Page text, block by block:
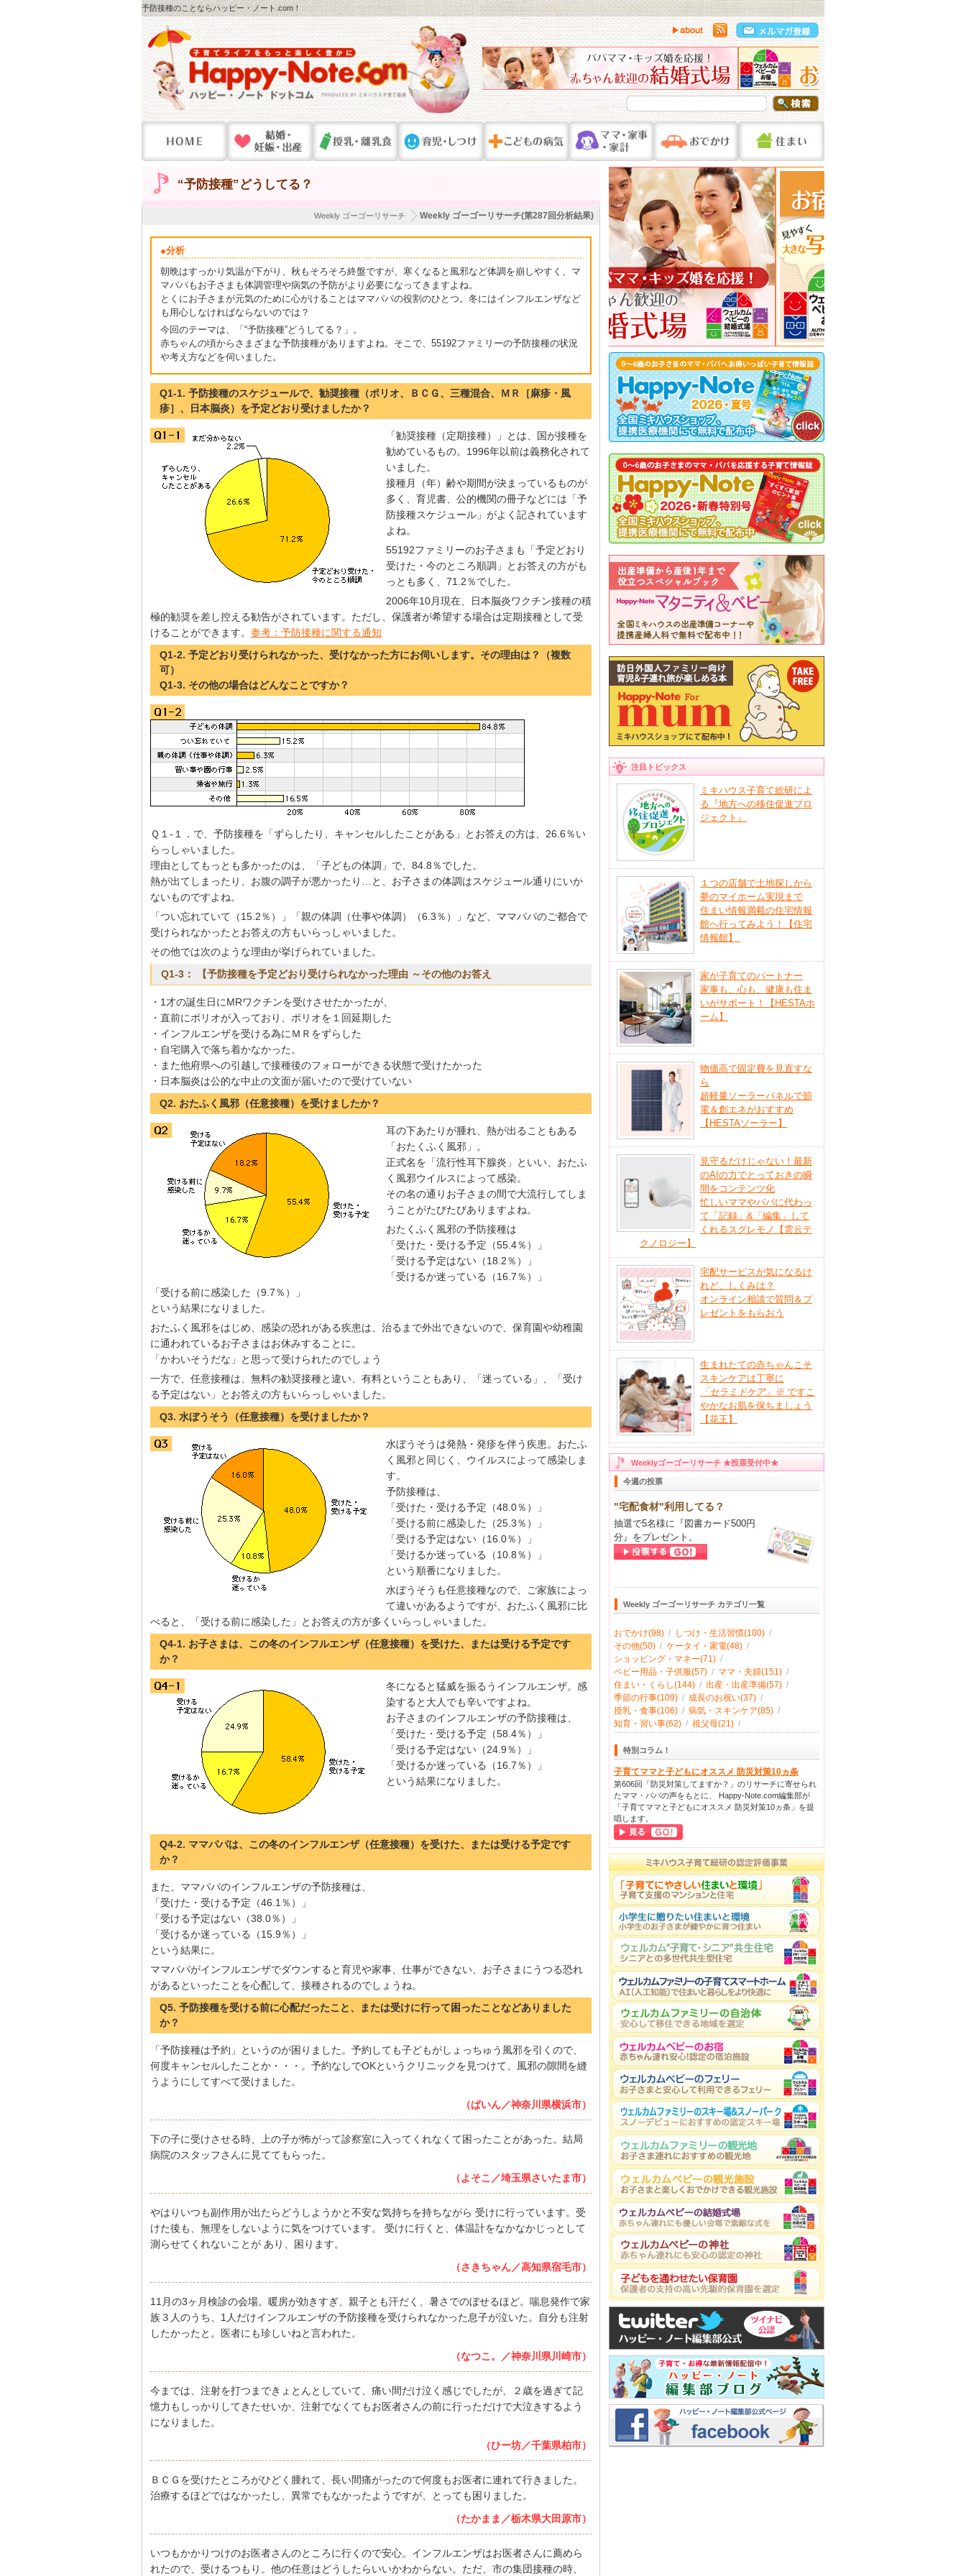
予防接種のことならハッピー・ノート.com！
“予防接種”どうしてる？
Weekly ゴーゴーリサーチ(第287回分析結果)
Weekly ゴーゴーリサーチ
●分析
朝晩はすっかり気温が下がり、秋もそろそろ終盤ですが、寒くなると風邪など体調を崩しやすく、マ
マパパもお子さまも体調管理や病気の予防がより必要になってきますよね。
とくにお子さまが元気のために心がけることはママパパの役割のひとつ。冬にはインフルエンザなど
も用心しなければならないのでは？
今回のテーマは、「“予防接種”どうしてる？」。
赤ちゃんの頃からさまざまな予防接種がありますよね。そこで、55192ファミリーの予防接種の状況
や考え方などを伺いました。
Q1-1. 予防接種のスケジュールで、勧奨接種（ポリオ、ＢＣＧ、三種混合、ＭＲ［麻疹・風
疹］、日本脳炎）を予定どおり受けましたか？
「勧奨接種（定期接種）」とは、国が接種を
勧めているもの。1996年以前は義務化されて
いました。
接種月（年）齢や期間が決まっているものが
多く、育児書、公的機関の冊子などには「予
防接種スケジュール」がよく記されています
よね。
55192ファミリーのお子さまも「予定どおり
受けた・今のところ順調」とお答えの方がも
っとも多く、71.2％でした。
2006年10月現在、日本脳炎ワクチン接種の積
極的勧奨を差し控える勧告がされています。ただし、保護者が希望する場合は定期接種として受
けることができます。 参考：予防接種に関する通知
Q1-2. 予定どおり受けられなかった、受けなかった方にお伺いします。その理由は？（複数
可）
Q1-3. その他の場合はどんなことですか？
Ｑ１-１．で、予防接種を「ずらしたり、キャンセルしたことがある」とお答えの方は、26.6％い
らっしゃいました。
理由としてもっとも多かったのは、「子どもの体調」で、84.8％でした。
熱が出てしまったり、お腹の調子が悪かったり…と、お子さまの体調はスケジュール通りにいか
ないものですよね。
「つい忘れていて（15.2％）」「親の体調（仕事や体調）（6.3％）」など、ママパパのご都合で
受けられなかったとお答えの方もいらっしゃいました。
その他では次のような理由が挙げられていました。
Q1-3： 【予防接種を予定どおり受けられなかった理由 ～その他のお答え
・1才の誕生日にMRワクチンを受けさせたかったが、
・直前にポリオが入っており、ポリオを１回延期した
・インフルエンザを受ける為にＭＲをずらした
・自宅購入で落ち着かなかった。
・また他府県への引越しで接種後のフォローができる状態で受けたかった
・日本脳炎は公的な中止の文面が届いたので受けていない
Q2. おたふく風邪（任意接種）を受けましたか？
耳の下あたりが腫れ、熱が出ることもある
「おたくふく風邪」。
正式名を「流行性耳下腺炎」といい、おたふ
く風邪ウイルスによって感染。
その名の通りお子さまの間で大流行してしま
うことがたびたびありますよね。
おたくふく風邪の予防接種は
「受けた・受ける予定（55.4％）」
「受ける予定はない（18.2％）」
「受けるか迷っている（16.7％）」
「受ける前に感染した（9.7％）」
という結果になりました。
おたふく風邪をはじめ、感染の恐れがある疾患は、治るまで外出できないので、保育園や幼稚園
に通われているお子さまはお休みすることに。
「かわいそうだな」と思って受けられたのでしょう
一方で、任意接種は、無料の勧奨接種と違い、有料ということもあり、「迷っている」、「受け
る予定はない」とお答えの方もいらっしゃいました。
Q3. 水ぼうそう（任意接種）を受けましたか？
水ぼうそうは発熱・発疹を伴う疾患。おたふ
く風邪と同じく、ウイルスによって感染しま
す。
予防接種は、
「受けた・受ける予定（48.0％）」
「受ける前に感染した（25.3％）」
「受ける予定はない（16.0％）」
「受けるか迷っている（10.8％）」
という順番になりました。
水ぼうそうも任意接種なので、ご家族によっ
て違いがあるようですが、おたふく風邪に比
べると、「受ける前に感染した」とお答えの方が多くいらっしゃいました。
Q4-1. お子さまは、この冬のインフルエンザ（任意接種）を受けた、または受ける予定です
か？
冬になると猛威を振るうインフルエンザ。感
染すると大人でも辛いですよね。
お子さまのインフルエンザの予防接種は、
「受けた・受ける予定（58.4％）」
「受ける予定はない（24.9％）」
「受けるか迷っている（16.7％）」
という結果になりました。
Q4-2. ママパパは、この冬のインフルエンザ（任意接種）を受けた、または受ける予定です
か？
また、ママパパのインフルエンザの予防接種は、
「受けた・受ける予定（46.1％）」
「受ける予定はない（38.0％）」
「受けるか迷っている（15.9％）」
という結果に。
ママパパがインフルエンザでダウンすると育児や家事、仕事ができない、お子さまにうつる恐れ
があるといったことを心配して、接種されるのでしょうね。
Q5. 予防接種を受ける前に心配だったこと、または受けに行って困ったことなどありました
か？
「予防接種は予約」というのが困りました。予約しても子どもがしょっちゅう風邪を引くので、
何度キャンセルしたことか・・・。予約なしでOKというクリニックを見つけて、風邪の隙間を縫
うようにしてすべて受けました。
（ぱいん／神奈川県横浜市）
下の子に受けさせる時、上の子が怖がって診察室に入ってくれなくて困ったことがあった。結局
病院のスタッフさんに見ててもらった。
（よそこ／埼玉県さいたま市）
やはりいつも副作用が出たらどうしようかと不安な気持ちを持ちながら 受けに行っています。受
けた後も、無理をしないように気をつけています。 受けに行くと、体温計をなかなかじっとして
測らせてくれないことが あり、困ります。
（さきちゃん／高知県宿毛市）
11月の3ヶ月検診の会場。暖房が効きすぎ、親子とも汗だく、暑さでのぼせるほど。喘息発作で家
族３人のうち、1人だけインフルエンザの予防接種を受けられなかった息子が泣いた。自分も注射
したかったと。医者にも珍しいねと言われた。
（なつこ。／神奈川県川崎市）
今までは、注射を打つまできょとんとしていて、痛い間だけ泣く感じでしたが、２歳を過ぎて記
憶力もしっかりしてきたせいか、注射でなくてもお医者さんの前に行っただけで大泣きするよう
になりました。
（ひー坊／千葉県柏市）
ＢＣＧを受けたところがひどく腫れて、長い間痛がったので何度もお医者に連れて行きました。
治療するほどではなかったし、異常でもなかったようですが、とっても困りました。
（たかまま／栃木県大田原市）
いつもかかりつけのお医者さんのところに行くので安心。インフルエンザはお医者さんに薦めら
れたので、受けるつもり。他の任意はどうしたらいいかわからない。ただ、市の集団接種の時、
注目トピックス
ミキハウス子育て総研によ
る『地方への移住促進プロ
ジェクト』
１つの店舗で土地探しから
夢のマイホーム実現まで
住まい情報満載の住宅情報
館へ行ってみよう！【住宅
情報館】
家が子育てのパートナー
家事も、心も、健康も住ま
いがサポート！【HESTAホ
ーム】
物価高で固定費を見直すな
ら
超軽量ソーラーパネルで節
電＆創エネがおすすめ
【HESTAソーラー】
見守るだけじゃない！最新
のAIの力でとっておきの瞬
間をコンテンツ化
忙しいママやパパに代わっ
て「記録」&「編集」して
くれるスグレモノ【雲云テ
クノロジー】
宅配サービスが気になるけ
れど、しくみは？
オンライン相談で質問＆プ
レゼントをもらおう
生まれたての赤ちゃんこそ
スキンケアは丁寧に
「セラミドケア」 ※ ですこ
やかなお肌を保ちましょう
【花王】
Weeklyゴーゴーリサーチ ★投票受付中★
今週の投票
"宅配食材"利用してる？
抽選で5名様に『図書カード500円
分』をプレゼント。
Weekly ゴーゴーリサーチ カテゴリ一覧
おでかけ(98)/ しつけ・生活習慣(100)/
その他(50)/ ケータイ・家電(48)/
ショッピング・マネー(71)/
ベビー用品・子供服(57)/ ママ・夫婦(151)/
住まい・くらし(144)/ 出産・出産準備(57)/
季節の行事(109)/ 成長のお祝い(37)/
授乳・食事(106)/ 病気・スキンケア(85)/
知育・習い事(62)/ 祖父母(21)/
特別コラム！
子育てママと子どもにオススメ 防災対策10ヵ条
第606回「防災対策してますか？」のリサーチに寄せられ
たママ・パパの声をもとに、 Happy-Note.com編集部が
「子育てママと子どもにオススメ 防災対策10ヵ条」を提
唱します。